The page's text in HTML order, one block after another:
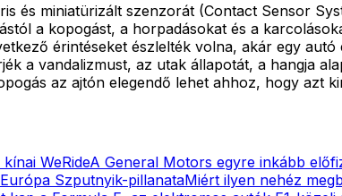
és miniatürizált szenzorát (Contact Sensor
a kopogást, a horpadásokat és a
érintéseket észlelték volna, akár egy
a vandalizmust, az utak állapotát, a hangja
az ajtón elegendő lehet ahhoz, hogy azt
WeRideA General Motors egyre inkább
Szputnyik-pillanataMiért ilyen nehéz